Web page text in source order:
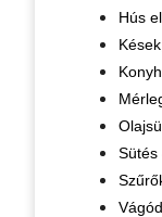
Hús
Sütés